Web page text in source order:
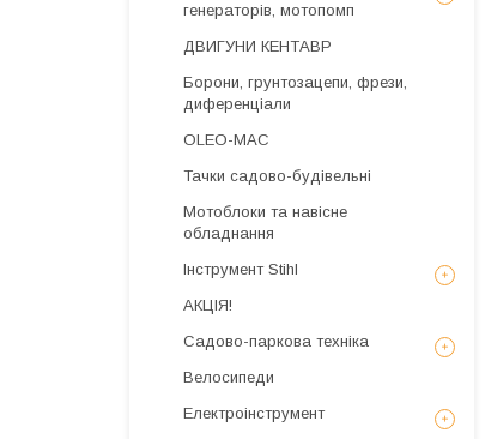
генераторів, мотопомп
ДВИГУНИ КЕНТАВР
Борони, грунтозацепи, фрези,
диференціали
OLEO-MAC
Тачки садово-будівельні
Мотоблоки та навісне
обладнання
Інструмент Stihl
АКЦІЯ!
Садово-паркова техніка
Велосипеди
Електроінструмент